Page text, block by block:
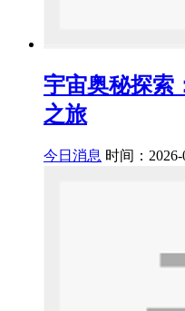
宇宙奥秘探索
之旅
今日消息 时间：2026-